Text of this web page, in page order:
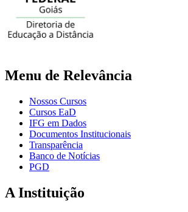
Menu de Relevância
Nossos Cursos
Cursos EaD
IFG em Dados
Documentos Institucionais
Transparência
Banco de Notícias
PGD
A Instituição